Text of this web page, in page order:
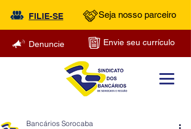
FILIE-SE Seja nosso parceiro
Denuncie Envie seu currículo
Bancários Sorocaba